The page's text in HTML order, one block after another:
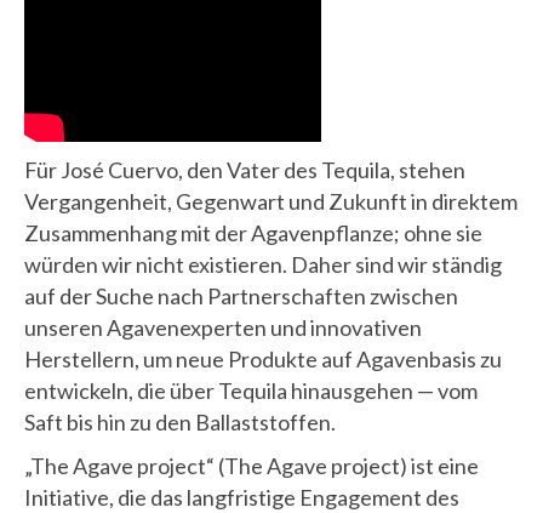
Für José Cuervo, den Vater des Tequila, stehen
Vergangenheit, Gegenwart und Zukunft in direktem
Zusammenhang mit der Agavenpflanze; ohne sie
würden wir nicht existieren. Daher sind wir ständig
auf der Suche nach Partnerschaften zwischen
unseren Agavenexperten und innovativen
Herstellern, um neue Produkte auf Agavenbasis zu
entwickeln, die über Tequila hinausgehen — vom
Saft bis hin zu den Ballaststoffen.
„The Agave project“ (The Agave project) ist eine
Initiative, die das langfristige Engagement des